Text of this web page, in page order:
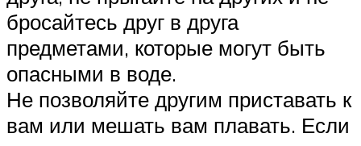
бросайтесь друг в друга
предметами, которые могут быть
опасными в воде.
Не позволяйте другим приставать к
вам или мешать вам плавать. Если